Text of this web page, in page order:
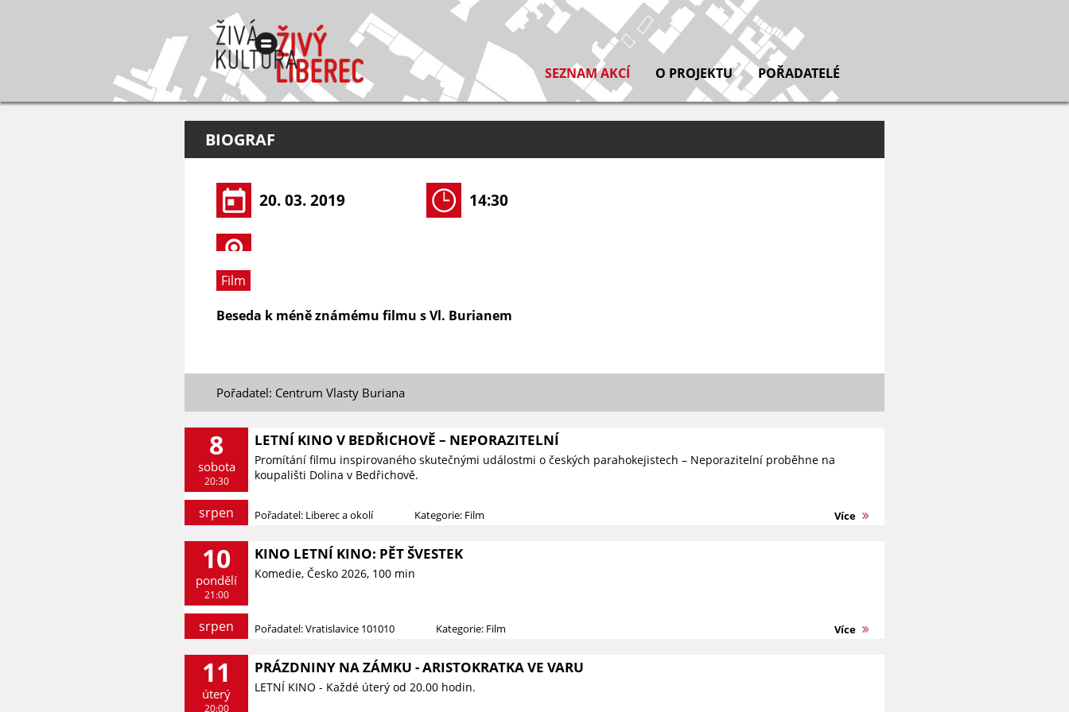
SEZNAM AKCÍ O PROJEKTU POŘADATELÉ
BIOGRAF
20. 03. 2019 14:30
Film
Beseda k méně známému filmu s Vl. Burianem
Pořadatel: Centrum Vlasty Buriana
8
sobota
20:30
srpen
LETNÍ KINO V BEDŘICHOVĚ – NEPORAZITELNÍ
Promítání filmu inspirovaného skutečnými událostmi o českých parahokejistech – Neporazitelní proběhne na
koupališti Dolina v Bedřichově.
Pořadatel: Liberec a okolí Kategorie: Film Více
10
pondělí
21:00
srpen
KINO LETNÍ KINO: PĚT ŠVESTEK
Komedie, Česko 2026, 100 min
Pořadatel: Vratislavice 101010 Kategorie: Film Více
11
úterý
20:00
PRÁZDNINY NA ZÁMKU - ARISTOKRATKA VE VARU
LETNÍ KINO - Každé úterý od 20.00 hodin.